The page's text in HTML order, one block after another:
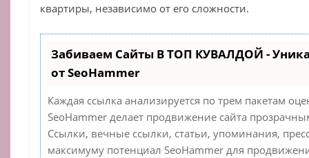
квартиры, независимо от его сложности.
Забиваем Сайты В ТОП КУВАЛДОЙ -
от SeoHammer
Каждая ссылка анализируется по трем пакетам
SeoHammer делает продвижение сайта
Ссылки, вечные ссылки, статьи, упоминания,
максимуму потенциал SeoHammer для